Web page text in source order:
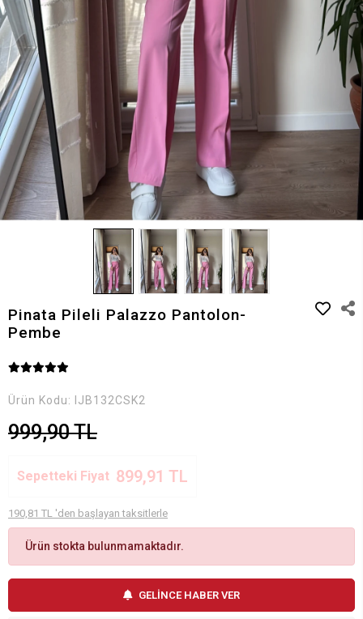
Pinata Pileli Palazzo Pantolon-
Pembe
Ürün Kodu: IJB132CSK2
999,90 TL
Sepetteki Fiyat 899,91 TL
190,81 TL 'den başlayan taksitlerle
Ürün stokta bulunmamaktadır.
GELİNCE HABER VER